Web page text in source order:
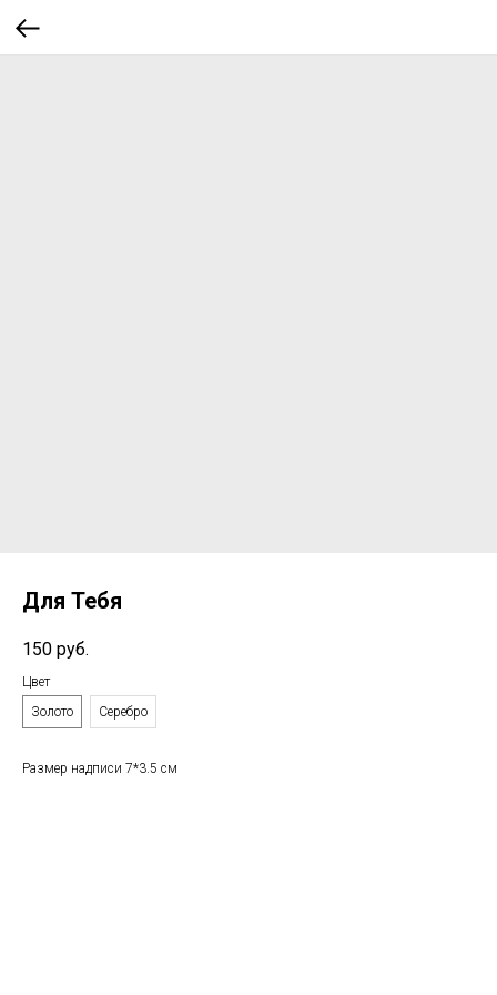
Для Тебя
150 руб.
Цвет
Золото
Серебро
Размер надписи 7*3.5 см